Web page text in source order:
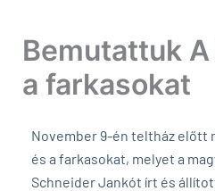
Bemutattuk
a farkasokat
November 9-én teltház előtt
és a farkasokat, melyet a
Schneider Jankót írt és